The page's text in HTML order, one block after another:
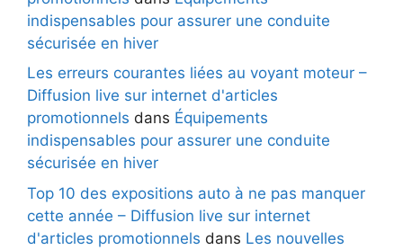
indispensables pour assurer une conduite
sécurisée en hiver
Les erreurs courantes liées au voyant moteur –
Diffusion live sur internet d'articles
promotionnels dans Équipements
indispensables pour assurer une conduite
sécurisée en hiver
Top 10 des expositions auto à ne pas manquer
cette année – Diffusion live sur internet
d'articles promotionnels dans Les nouvelles